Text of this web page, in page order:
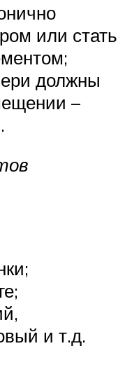
или стать
должны
–
и т.д.